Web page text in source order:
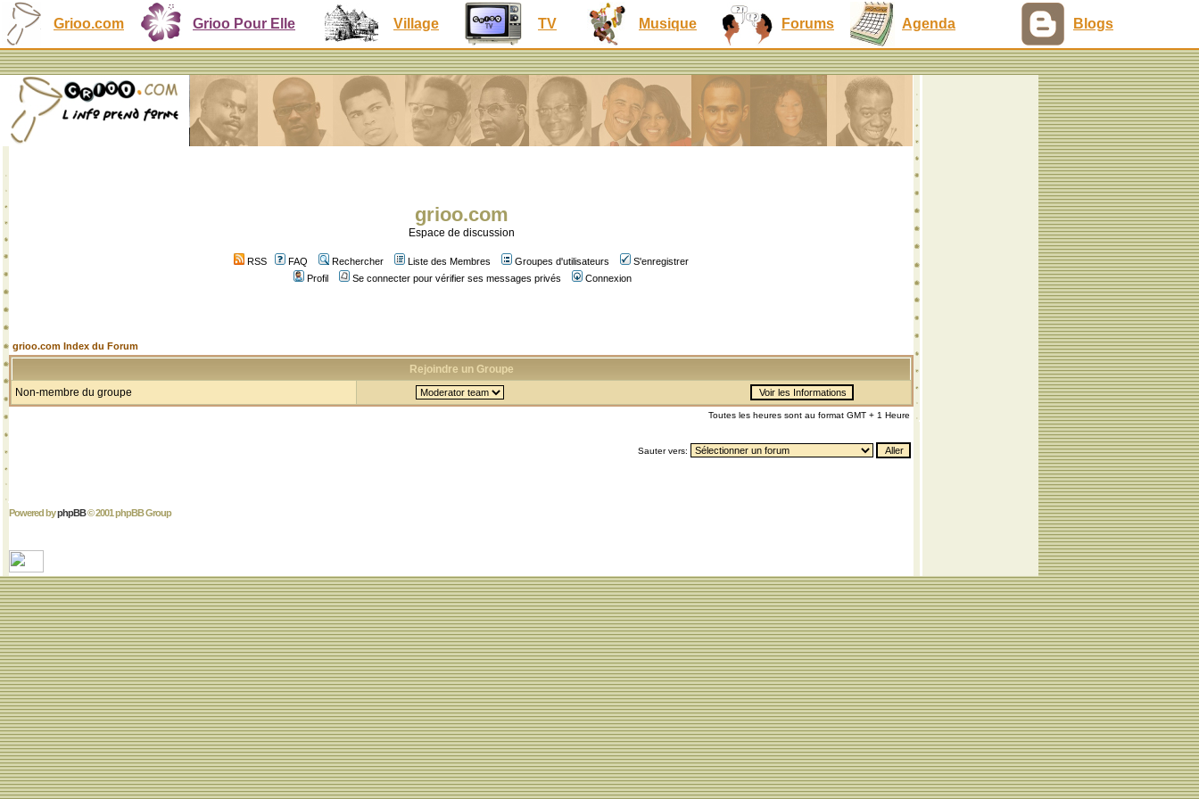
Grioo.com Grioo Pour Elle Village TV Musique Forums Agenda Blogs
grioo.com
Espace de discussion
RSS FAQ Rechercher Liste des Membres Groupes d'utilisateurs
S'enregistrer
Profil
Se connecter pour vérifier ses messages privés Connexion
grioo.com Index du Forum
Rejoindre un Groupe
Non-membre du groupe
Toutes les heures sont au format GMT + 1 Heure
Sauter vers:
Powered byphpBB© 2001 phpBB Group